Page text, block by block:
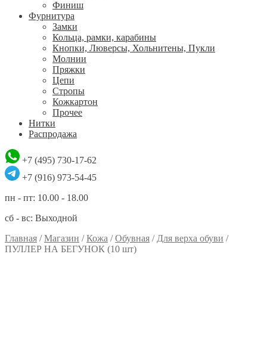
Финиш
Фурнитура
Замки
Кольца, рамки, карабины
Кнопки, Люверсы, Хольнитены, Пукли
Молнии
Пряжки
Цепи
Стропы
Кожкартон
Прочее
Нитки
Распродажа
+7 (495) 730-17-62
+7 (916) 973-54-45
пн - пт: 10.00 - 18.00
сб - вс: Выходной
Главная /Магазин /Кожа /Обувная / Для верха обуви /
ПУЛЛЕР НА БЕГУНОК (10 шт)